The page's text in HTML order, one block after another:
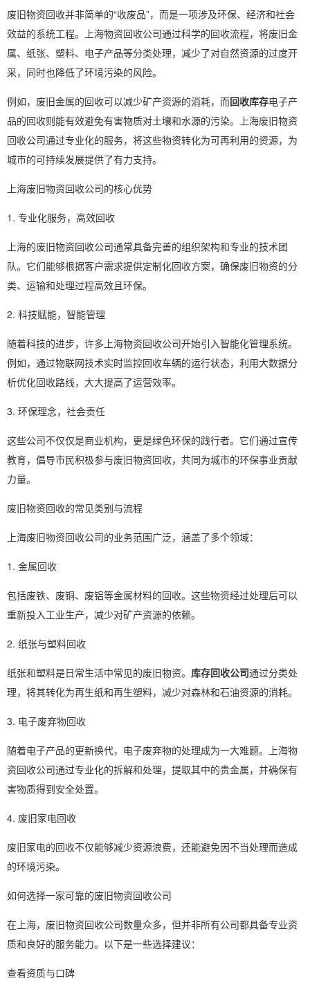
废旧物资回收并非简单的“收废品”，而是一项涉及环保、经济和社会
效益的系统工程。上海物资回收公司通过科学的回收流程，将废旧金
属、纸张、塑料、电子产品等分类处理，减少了对自然资源的过度开
采，同时也降低了环境污染的风险。
例如，废旧金属的回收可以减少矿产资源的消耗，而回收库存电子产
品的回收则能有效避免有害物质对土壤和水源的污染。上海废旧物资
回收公司通过专业化的服务，将这些物资转化为可再利用的资源，为
城市的可持续发展提供了有力支持。
上海废旧物资回收公司的核心优势
1. 专业化服务，高效回收
上海的废旧物资回收公司通常具备完善的组织架构和专业的技术团
队。它们能够根据客户需求提供定制化回收方案，确保废旧物资的分
类、运输和处理过程高效且环保。
2. 科技赋能，智能管理
随着科技的进步，许多上海物资回收公司开始引入智能化管理系统。
例如，通过物联网技术实时监控回收车辆的运行状态，利用大数据分
析优化回收路线，大大提高了运营效率。
3. 环保理念，社会责任
这些公司不仅仅是商业机构，更是绿色环保的践行者。它们通过宣传
教育，倡导市民积极参与废旧物资回收，共同为城市的环保事业贡献
力量。
废旧物资回收的常见类别与流程
上海废旧物资回收公司的业务范围广泛，涵盖了多个领域：
1. 金属回收
包括废铁、废铜、废铝等金属材料的回收。这些物资经过处理后可以
重新投入工业生产，减少对矿产资源的依赖。
2. 纸张与塑料回收
纸张和塑料是日常生活中常见的废旧物资。 库存回收公司通过分类处
理，将其转化为再生纸和再生塑料，减少对森林和石油资源的消耗。
3. 电子废弃物回收
随着电子产品的更新换代，电子废弃物的处理成为一大难题。上海物
资回收公司通过专业化的拆解和处理，提取其中的贵金属，并确保有
害物质得到安全处置。
4. 废旧家电回收
废旧家电的回收不仅能够减少资源浪费，还能避免因不当处理而造成
的环境污染。
如何选择一家可靠的废旧物资回收公司
在上海，废旧物资回收公司数量众多，但并非所有公司都具备专业资
质和良好的服务能力。以下是一些选择建议：
查看资质与口碑